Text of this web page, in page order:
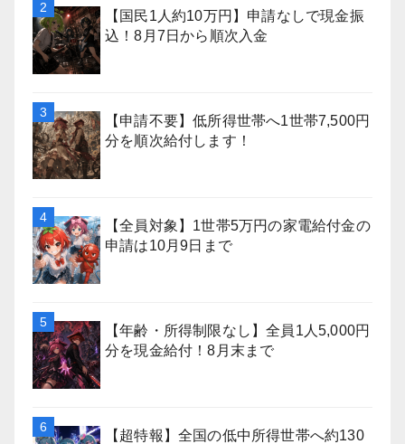
【国民1人約10万円】申請なしで現金振
込！8月7日から順次入金
【申請不要】低所得世帯へ1世帯7,500円
分を順次給付します！
【全員対象】1世帯5万円の家電給付金の
申請は10月9日まで
【年齢・所得制限なし】全員1人5,000円
分を現金給付！8月末まで
【超特報】全国の低中所得世帯へ約130